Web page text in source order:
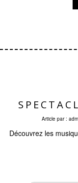
Article par :
Découvrez les